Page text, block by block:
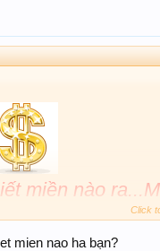
miền nào
??
Click
mien nao ha bạn?